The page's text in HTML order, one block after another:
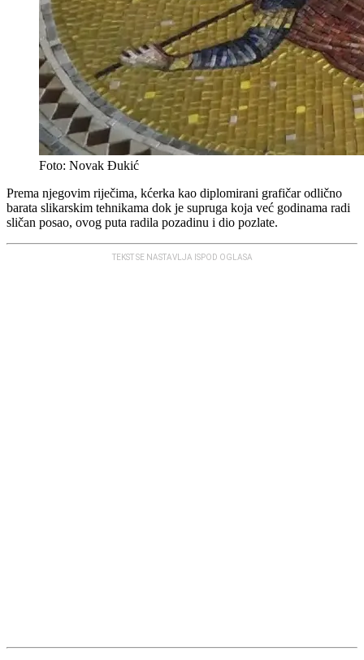
Foto: Novak Đukić
Prema njegovim riječima, kćerka kao diplomirani grafičar odlično
barata slikarskim tehnikama dok je supruga koja već godinama radi
sličan posao, ovog puta radila pozadinu i dio pozlate.
TEKST SE NASTAVLJA ISPOD OGLASA